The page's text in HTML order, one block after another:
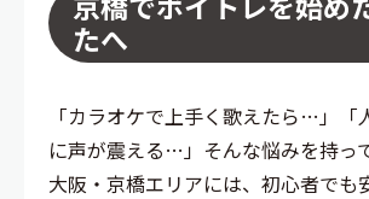
たへ
「カラオケで上手く歌えたら…」「
に声が震える…」そんな悩みを持っ
大阪・京橋エリアには、初心者でも